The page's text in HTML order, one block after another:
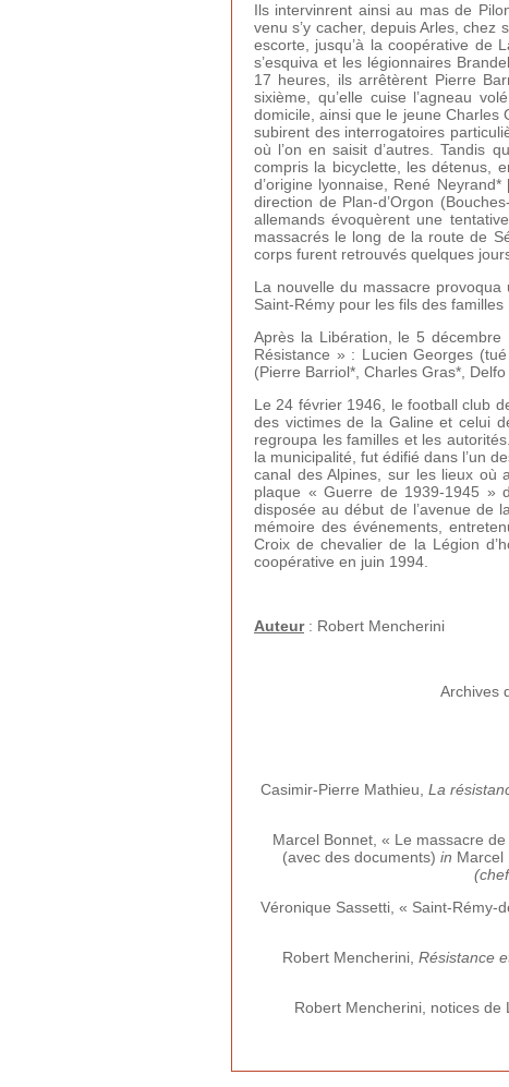
Ils intervinrent ainsi au mas de
venu s’y cacher, depuis Arles,
escorte, jusqu’à la coopérative de
s’esquiva et les légionnaires
17 heures, ils arrêtèrent Pierre
sixième, qu’elle cuise l’agneau
domicile, ainsi que le jeune Charles
subirent des interrogatoires
où l’on en saisit d’autres. Tandis
compris la bicyclette, les détenus,
d’origine lyonnaise, René Neyrand*
direction de Plan-d’Orgon
allemands évoquèrent une
massacrés le long de la route de
corps furent retrouvés quelques
La nouvelle du massacre
Saint-Rémy pour les fils des
Après la Libération, le 5
Résistance » : Lucien Georges
(Pierre Barriol*, Charles Gras*,
Le 24 février 1946, le football club
des victimes de la Galine et celui
regroupa les familles et les
la municipalité, fut édifié dans l’un
canal des Alpines, sur les lieux où
plaque « Guerre de 1939-1945 »
disposée au début de l’avenue de
mémoire des événements,
Croix de chevalier de la Légion
coopérative en juin 1994.
Auteur: Robert Mencherini
Archives
Casimir-Pierre Mathieu, La
Marcel Bonnet, « Le massacre de
(avec des documents) in Marcel
Véronique Sassetti, « Saint-Rémy-
Robert Mencherini, Résistance
Robert Mencherini, notices de